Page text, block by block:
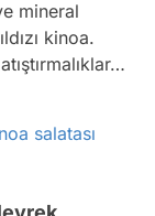
mineral
kinoa.
salatası